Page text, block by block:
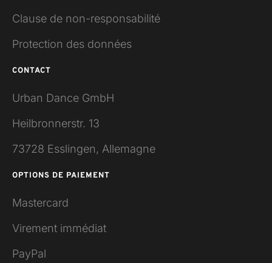
Clause de non-responsabilité
Protection des données
CONTACT
Urban Dance GmbH
Heilbronnerstr. 13
73728 Esslingen, Allemagne
OPTIONS DE PAIEMENT
Mastercard
Virement immédiat
PayPal